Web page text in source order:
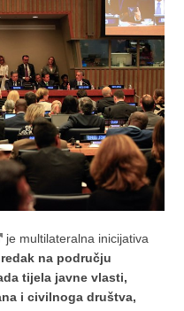
je multilateralna inicijativa
na području
tijela javne vlasti,
i civilnoga društva,